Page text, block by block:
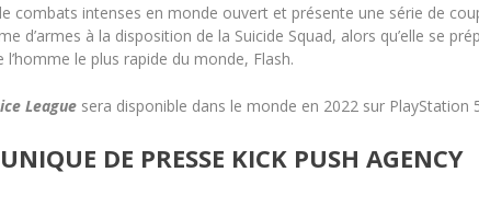
combats intenses en monde ouvert et présente une série de
d’armes à la disposition de la Suicide Squad, alors qu’elle se
le plus rapide du monde, Flash.
League sera disponible dans le monde en 2022 sur PlayStation
DE PRESSE KICK PUSH AGENCY